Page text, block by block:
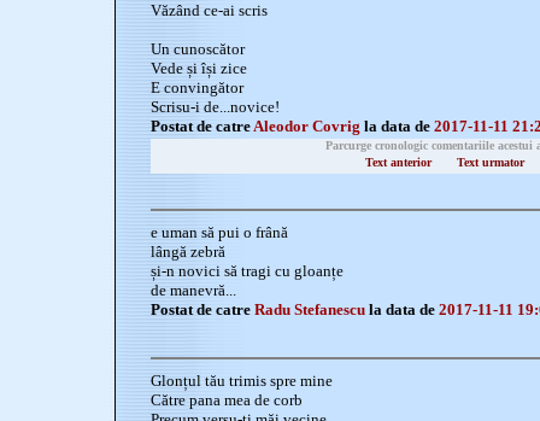
Văzând ce-ai scris
Un cunoscător
Vede și își zice
E convingător
Scrisu-i de...novice!
Postat de catreAleodor Covrig la data de 2017-11-11
Parcurge cronologic comentariile acestui
Text anterior
Text urmator
e uman să pui o frână
lângă zebră
și-n novici să tragi cu gloanțe
de manevră...
Postat de catre Radu Stefanescu la data de 2017-11-11
Glonțul tău trimis spre mine
Către pana mea de corb